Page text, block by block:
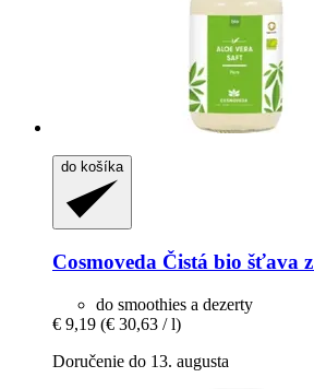
do košíka
Cosmoveda Čistá bio šťava
do smoothies a dezerty
€ 9,19 (€ 30,63 / l)
Doručenie do 13. augusta